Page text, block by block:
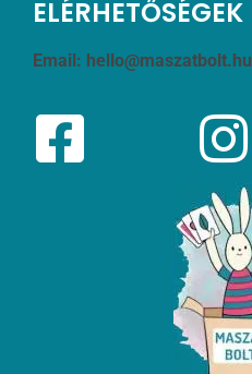
ELÉRHETŐSÉGEK
Email: hello@maszatbolt.hu